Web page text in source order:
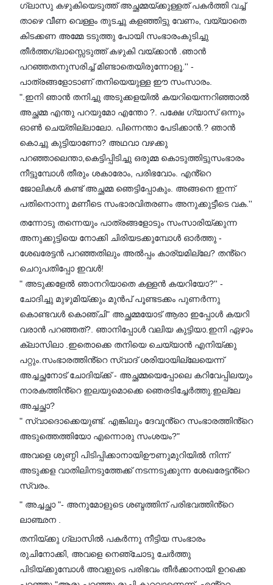
ഗ്ലാസു കഴുകിയെടുത്ത് അച്ഛമ്മയ്ക്കുള്ളത് പകർത്തി വച്ച്
താഴെ വീണ വെള്ളം തുടച്ചു കളഞ്ഞിട്ടു വേണം, വയ്യാതെ
കിടക്കണ അമ്മേ ടടുത്തു പോയി സംഭാരംകുടിച്ചു
തീർത്തഗ്ലാസ്സെടുത്ത് കഴുകി വയ്ക്കാൻ .ഞാൻ
പറഞ്ഞതനുസരിച്ച് മിണ്ടാതെയിരുന്നോളൂ.'' -
പാത്രങ്ങളോടാണ് തനിയെയുള്ള ഈ സംസാരം.
".ഇനി ഞാൻ തനിച്ചു അടുക്കളയിൽ കയറിയെന്നറിഞ്ഞാൽ
അച്ഛമ്മ എന്തു പറയുമോ എന്തോ ?. പക്ഷേ ഗ്യാസ് ഒന്നും
ഓൺ ചെയ്തില്ലാലോ. പിന്നെന്താ പേടിക്കാൻ.? ഞാൻ
കൊച്ചു കുട്ടിയാണോ? അഥവാ വഴക്കു
പറഞ്ഞാലെന്താ,കെട്ടിപ്പിടിച്ചു ഒരുമ്മ കൊടുത്തിട്ടുസംഭാരം
നീട്ടുമ്പോൾ തീരും ശകാരോം, പരിഭവോം. എൻ്റെ
ജോലികൾ കണ്ട് അച്ഛമ്മ ഞെട്ടിപ്പോകും. അങ്ങനെ ഇന്ന്
പതിനൊന്നു മണീടെ സംഭാരവിതരണം അനുക്കുട്ടീടെ വക.''
തന്നോടു തന്നെയും പാത്രങ്ങളോടും സംസാരിയ്ക്കുന്ന
അനുക്കുട്ടിയെ നോക്കി ചിരിയടക്കുമ്പോൾ ഓർത്തു -
ശേഖരേട്ടൻ പറഞ്ഞതിലും അൽപ്പം കാര്യമില്ലേ? തൻ്റെ
ചെറുപതിപ്പോ ഇവൾ!
" അടുക്കളേൽ ഞാനറിയാതെ കള്ളൻ കയറിയോ?'' -
ചോദിച്ചു മുഴുമിയ്ക്കും മുൻപ് പൂണ്ടടക്കം പുണർന്നു
കൊണ്ടവൾ കൊഞ്ചി" അച്ഛമ്മയോട് ആരാ ഇപ്പോൾ കയറി
വരാൻ പറഞ്ഞത്?. ഞാനിപ്പോൾ വലിയ കുട്ടിയാ.ഇനി ഏഴാം
ക്ലാസിലാ .ഇതൊക്കെ തനിയെ ചെയ്യാൻ എനിയ്ക്കു
പറ്റും.സംഭാരത്തിൻ്റെ സ്വാദ് ശരിയായില്ലേയെന്ന്
അച്ചച്ഛനോട് ചോദിയ്ക്ക് - അച്ഛമ്മയെപ്പോലെ കറിവേപ്പിലയും
നാരകത്തിൻ്റെ ഇലയുമൊക്കെ ഞെരടിച്ചേർത്തു.ഇല്ലേ
അച്ചച്ഛാ?
" സ്വാദൊക്കെയുണ്ട്. എങ്കിലും ദേവൂൻ്റെ സംഭാരത്തിൻ്റെ
അടുത്തെത്തിയോ എന്നൊരു സംശയം?"
അവളെ ശുണ്ഠി പിടിപ്പിക്കാനായിഊണുമുറിയിൽ നിന്ന്
അടുക്കള വാതിലിനടുത്തേക്ക് നടന്നടുക്കുന്ന ശേഖരേട്ടൻ്റെ
സ്വരം.
" അച്ചച്ഛാ "- അനുമോളുടെ ശബ്ദത്തിന് പരിഭവത്തിൻ്റെ
ലാഞ്ഛന .
തനിയ്ക്കു ഗ്ലാസിൽ പകർന്നു നീട്ടിയ സംഭാരം
രുചിനോക്കി, അവളെ നെഞ്ചോടു ചേർത്തു
പിടിയ്ക്കുമ്പോൾ അവളുടെ പരിഭവം തീർക്കാനായി ഉറക്കെ